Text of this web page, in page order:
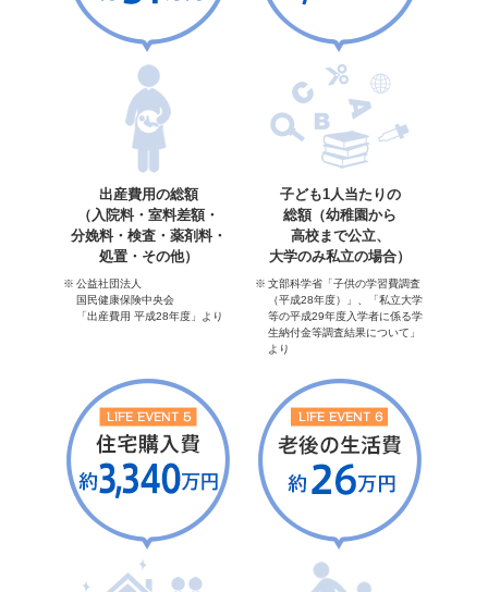
出産費用の総額
（入院料・室料差額・
分娩料・検査・薬剤料・
処置・その他）
公益社団法人
国民健康保険中央会
「出産費用 平成28年度」より
子ども1人当たりの
総額（幼稚園から
高校まで公立、
大学のみ私立の場合）
文部科学省「子供の学習費調査
（平成28年度）」、「私立大学
等の平成29年度入学者に係る学
生納付金等調査結果について」
より